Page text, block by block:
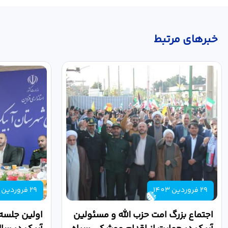
خبر‌های مرتبط
29 فروردین 1403
اجتماع بزرگ امت حزب الله و مسئولین
29 فروردین 1403
اولین